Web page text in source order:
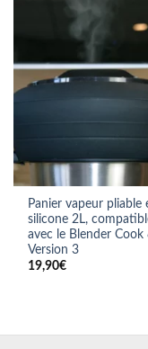
Panier vapeur pliable
silicone 2L,
avec le Blender Cook
Version 3
19,90€